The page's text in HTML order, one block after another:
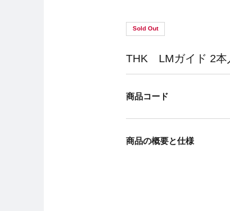
Sold Out
THK LMガイド 2本
商品コード
商品の概要と仕様